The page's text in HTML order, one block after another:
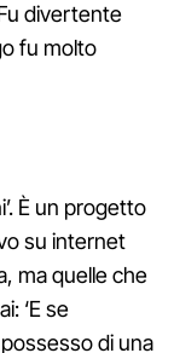
divertente
fu molto
È un progetto
su internet
ma quelle che
‘E se
di una